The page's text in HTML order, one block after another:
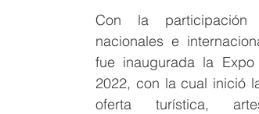
Con la participación
nacionales e
fue inaugurada la Expo
2022, con la cual inició
oferta turística,